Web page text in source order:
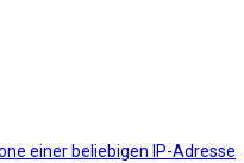
einer beliebigen IP-Adresse